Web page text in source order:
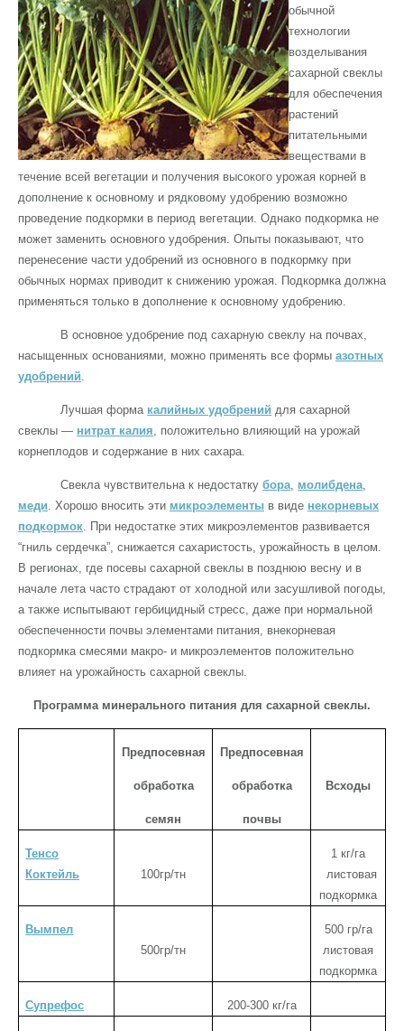
обычной
технологии
возделывания
сахарной свеклы
для обеспечения
растений
питательными
веществами в
течение всей вегетации и получения высокого урожая корней в
дополнение к основному и рядковому удобрению возможно
проведение подкормки в период вегетации. Однако подкормка не
может заменить основного удобрения. Опыты показывают, что
перенесение части удобрений из основного в подкормку при
обычных нормах приводит к снижению урожая. Подкормка должна
применяться только в дополнение к основному удобрению.
В основное удобрение под сахарную свеклу на почвах,
насыщенных основаниями, можно применять все формы азотных
удобрений
Лучшая форма калийных удобрений для сахарной
свеклы — нитрат калия , положительно влияющий на урожай
корнеплодов и содержание в них сахара.
Свекла чувствительна к недостаткубора молибдена
меди . Хорошо вносить эти микроэлементы в виде некорневых
подкормок . При недостатке этих микроэлементов развивается
“гниль сердечка”, снижается сахаристость, урожайность в целом.
В регионах, где посевы сахарной свеклы в позднюю весну и в
начале лета часто страдают от холодной или засушливой погоды,
а также испытывают гербицидный стресс, даже при нормальной
обеспеченности почвы элементами питания, внекорневая
подкормка смесями макро- и микроэлементов положительно
влияет на урожайность сахарной свеклы.
Программа минерального питания для сахарной свеклы.
Предпосевная
обработка
семян
Предпосевная
обработка
почвы
Всходы
Тенсо
Коктейль
100гр/тн
1 кг/га
листовая
подкормка
Вымпел
500гр/тн
500 гр/га
листовая
подкормка
Супрефос 200-300 кг/га